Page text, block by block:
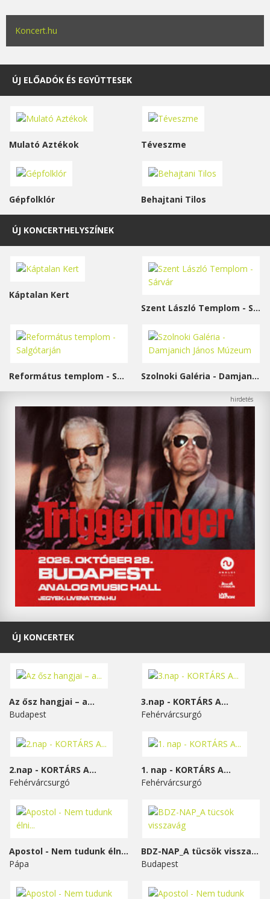
Koncert.hu
ÚJ ELŐADÓK ÉS EGYÜTTESEK
Mulató Aztékok Téveszme
Gépfolklór Behajtani Tilos
ÚJ KONCERTHELYSZÍNEK
Káptalan Kert
Szent László Templom - Sárvár
Református templom - Salgótarján Szolnoki Galéria - Damjanich János Múzeum
ÚJ KONCERTEK
Az ősz hangjai – a...
Budapest
3.nap - KORTÁRS A...
Fehérvárcsurgó
2.nap - KORTÁRS A...
Fehérvárcsurgó
1. nap - KORTÁRS A...
Fehérvárcsurgó
Apostol - Nem tudunk élni...
Pápa
BDZ-NAP_A tücsök visszavág
Budapest